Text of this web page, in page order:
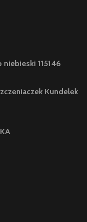
115146
Kundelek